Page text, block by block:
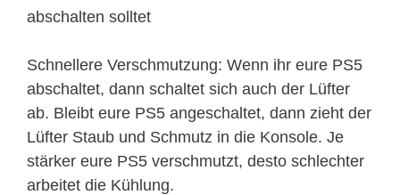
abschalten solltet
Schnellere Verschmutzung: Wenn ihr eure PS5
abschaltet, dann schaltet sich auch der Lüfter
ab. Bleibt eure PS5 angeschaltet, dann zieht der
Lüfter Staub und Schmutz in die Konsole. Je
stärker eure PS5 verschmutzt, desto schlechter
arbeitet die Kühlung.